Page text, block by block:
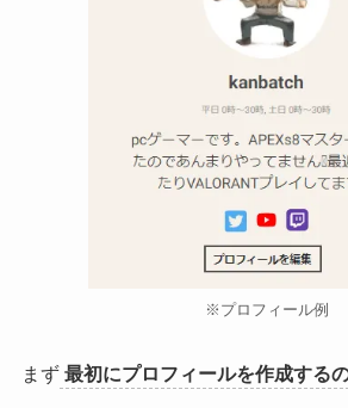
※プロフィール例
まず 最初にプロフィールを作成する